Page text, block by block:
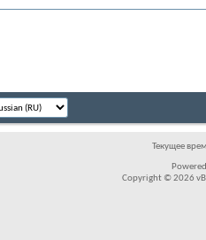
Текущее
Copyright © 2026